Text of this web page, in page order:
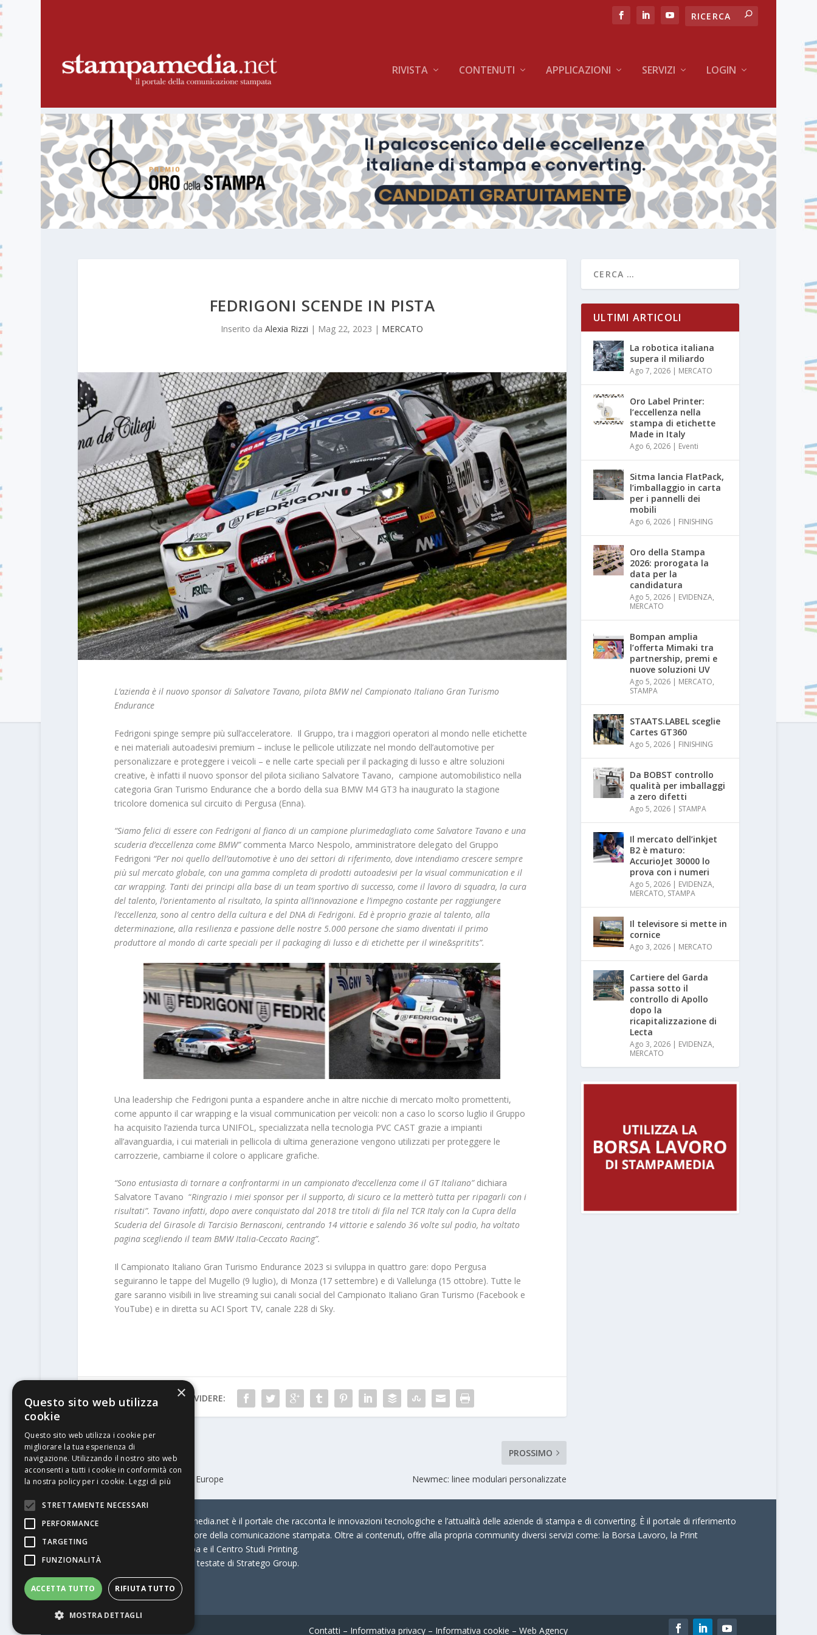
RIVISTA CONTENUTI APPLICAZIONI SERVIZI LOGIN
FEDRIGONI SCENDE IN PISTA
Inserito daAlexia Rizzi | Mag 22, 2023 | MERCATO
L’azienda è il nuovo sponsor di Salvatore Tavano, pilota BMW nel Campionato Italiano Gran Turismo
Endurance
Fedrigoni spinge sempre più sull’acceleratore. Il Gruppo, tra i maggiori operatori al mondo nelle etichette
e nei materiali autoadesivi premium – incluse le pellicole utilizzate nel mondo dell’automotive per
personalizzare e proteggere i veicoli – e nelle carte speciali per il packaging di lusso e altre soluzioni
creative, è infatti il nuovo sponsor del pilota siciliano Salvatore Tavano, campione automobilistico nella
categoria Gran Turismo Endurance che a bordo della sua BMW M4 GT3 ha inaugurato la stagione
tricolore domenica sul circuito di Pergusa (Enna).
“Siamo felici di essere con Fedrigoni al fianco di un campione plurimedagliato come Salvatore Tavano e una
scuderia d’eccellenza come BMW”commenta Marco Nespolo, amministratore delegato del Gruppo
Fedrigoni “Per noi quello dell’automotive è uno dei settori di riferimento, dove intendiamo crescere sempre
più sul mercato globale, con una gamma completa di prodotti autoadesivi per la visual communication e il
car wrapping. Tanti dei principi alla base di un team sportivo di successo, come il lavoro di squadra, la cura
del talento, l’orientamento al risultato, la spinta all’innovazione e l’impegno costante per raggiungere
l’eccellenza, sono al centro della cultura e del DNA di Fedrigoni. Ed è proprio grazie al talento, alla
determinazione, alla resilienza e passione delle nostre 5.000 persone che siamo diventati il primo
produttore al mondo di carte speciali per il packaging di lusso e di etichette per il wine&spritits”.
Una leadership che Fedrigoni punta a espandere anche in altre nicchie di mercato molto promettenti,
come appunto il car wrapping e la visual communication per veicoli: non a caso lo scorso luglio il Gruppo
ha acquisito l’azienda turca UNIFOL, specializzata nella tecnologia PVC CAST grazie a impianti
all’avanguardia, i cui materiali in pellicola di ultima generazione vengono utilizzati per proteggere le
carrozzerie, cambiarne il colore o applicare grafiche.
“Sono entusiasta di tornare a confrontarmi in un campionato d’eccellenza come il GT Italiano” dichiara
Salvatore Tavano “Ringrazio i miei sponsor per il supporto, di sicuro ce la metterò tutta per ripagarli con i
risultati”. Tavano infatti, dopo avere conquistato dal 2018 tre titoli di fila nel TCR Italy con la Cupra della
Scuderia del Girasole di Tarcisio Bernasconi, centrando 14 vittorie e salendo 36 volte sul podio, ha voltato
pagina scegliendo il team BMW Italia-Ceccato Racing”.
Il Campionato Italiano Gran Turismo Endurance 2023 si sviluppa in quattro gare: dopo Pergusa
seguiranno le tappe del Mugello (9 luglio), di Monza (17 settembre) e di Vallelunga (15 ottobre). Tutte le
gare saranno visibili in live streaming sui canali social del Campionato Italiano Gran Turismo (Facebook e
YouTube) e in diretta su ACI Sport TV, canale 228 di Sky.
CONDIVIDERE:
PRECEDENTE
Il grande ritorno di Labelexpo Europe
PROSSIMO
Newmec: linee modulari personalizzate
ULTIMI ARTICOLI
La robotica italiana
supera il miliardo
Ago 7, 2026 | MERCATO
Oro Label Printer:
l’eccellenza nella
stampa di etichette
Made in Italy
Ago 6, 2026 | Eventi
Sitma lancia FlatPack,
l’imballaggio in carta
per i pannelli dei
mobili
Ago 6, 2026 | FINISHING
Oro della Stampa
2026: prorogata la
data per la
candidatura
Ago 5, 2026 | EVIDENZA,
MERCATO
Bompan amplia
l’offerta Mimaki tra
partnership, premi e
nuove soluzioni UV
Ago 5, 2026 | MERCATO,
STAMPA
STAATS.LABEL sceglie
Cartes GT360
Ago 5, 2026 | FINISHING
Da BOBST controllo
qualità per imballaggi
a zero difetti
Ago 5, 2026 | STAMPA
Il mercato dell’inkjet
B2 è maturo:
AccurioJet 30000 lo
prova con i numeri
Ago 5, 2026 | EVIDENZA,
MERCATO, STAMPA
Il televisore si mette in
cornice
Ago 3, 2026 | MERCATO
Cartiere del Garda
passa sotto il
controllo di Apollo
dopo la
ricapitalizzazione di
Lecta
Ago 3, 2026 | EVIDENZA,
MERCATO
© Stratego Group –
stampamedia.net è il portale che racconta le innovazioni tecnologiche e l’attualità delle aziende di stampa e di converting. È il portale di riferimento
per chi opera in Italia nel settore della comunicazione stampata. Oltre ai contenuti, offre alla propria community diversi servizi come: la Borsa Lavoro, la Print
Connection, i Big della Stampa e il Centro Studi Printing.
Stampamedia.net è una delle testate di Stratego Group.
Partita IVA07921450156
Contatti – Informativa privacy– Informativa cookie – Web Agency
×
Questo sito web utilizza
cookie
Questo sito web utilizza i cookie per
migliorare la tua esperienza di
navigazione. Utilizzando il nostro sito web
acconsenti a tutti i cookie in conformità con
la nostra policy per i cookie. Leggi di più
STRETTAMENTE NECESSARI
PERFORMANCE
TARGETING
FUNZIONALITÀ
ACCETTA TUTTO RIFIUTA TUTTO
MOSTRA DETTAGLI